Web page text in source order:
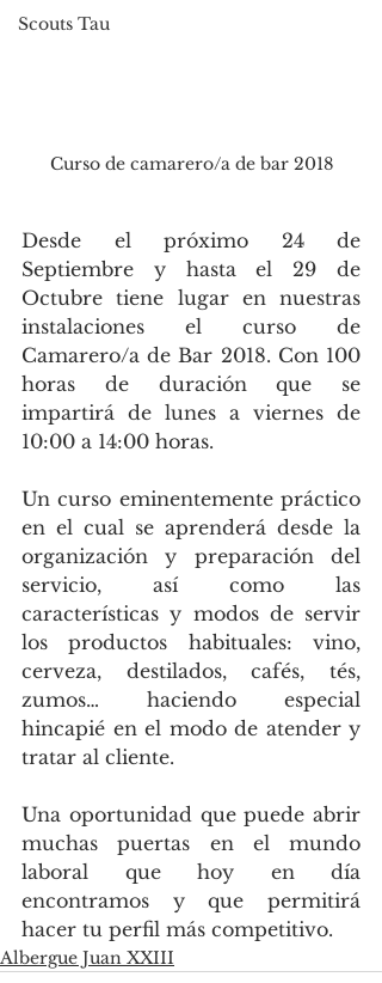
Scouts Tau
Curso de camarero/a de bar 2018
Desde el próximo 24 de
Septiembre y hasta el 29 de
Octubre tiene lugar en nuestras
instalaciones el curso de
Camarero/a de Bar 2018. Con 100
horas de duración que se
impartirá de lunes a viernes de
10:00 a 14:00 horas.
Un curso eminentemente práctico
en el cual se aprenderá desde la
organización y preparación del
servicio, así como las
características y modos de servir
los productos habituales: vino,
cerveza, destilados, cafés, tés,
zumos… haciendo especial
hincapié en el modo de atender y
tratar al cliente.
Una oportunidad que puede abrir
muchas puertas en el mundo
laboral que hoy en día
encontramos y que permitirá
hacer tu perfil más competitivo.
Albergue Juan XXIII